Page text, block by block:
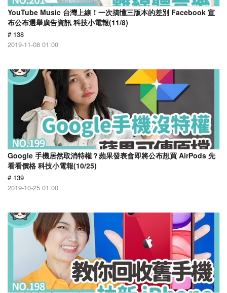
YouTube Music 台灣上線！一次搞懂三版本的差別 Facebook 宣
布公布選舉廣告資訊 科技小電報(11/8)
# 138
2019-11-08 01:00
Google 手機居然取消特權？蘋果發表會即將公布想買 AirPods 先
看看價格 科技小電報(10/25)
# 139
2019-10-25 01:00